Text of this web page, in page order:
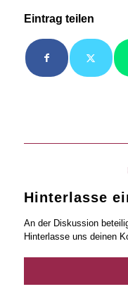
Eintrag teilen
Hinterlasse
An der Diskussion
Hinterlasse uns deinen